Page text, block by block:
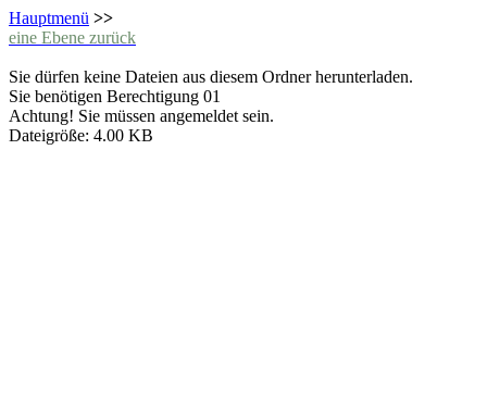
Hauptmenü >>
eine Ebene zurück
Sie dürfen keine Dateien aus diesem Ordner herunterladen.
Sie benötigen Berechtigung 01
Achtung! Sie müssen angemeldet sein.
Dateigröße: 4.00 KB